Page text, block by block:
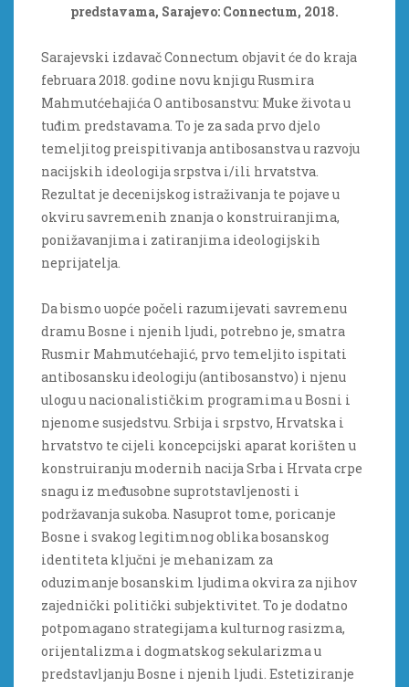
predstavama, Sarajevo: Connectum, 2018.
Sarajevski izdavač Connectum objavit će do kraja
februara 2018. godine novu knjigu Rusmira
Mahmutćehajića O antibosanstvu: Muke života u
tuđim predstavama. To je za sada prvo djelo
temeljitog preispitivanja antibosanstva u razvoju
nacijskih ideologija srpstva i/ili hrvatstva.
Rezultat je decenijskog istraživanja te pojave u
okviru savremenih znanja o konstruiranjima,
ponižavanjima i zatiranjima ideologijskih
neprijatelja.
Da bismo uopće počeli razumijevati savremenu
dramu Bosne i njenih ljudi, potrebno je, smatra
Rusmir Mahmutćehajić, prvo temeljito ispitati
antibosansku ideologiju (antibosanstvo) i njenu
ulogu u nacionalističkim programima u Bosni i
njenome susjedstvu. Srbija i srpstvo, Hrvatska i
hrvatstvo te cijeli koncepcijski aparat korišten u
konstruiranju modernih nacija Srba i Hrvata crpe
snagu iz međusobne suprotstavljenosti i
podržavanja sukoba. Nasuprot tome, poricanje
Bosne i svakog legitimnog oblika bosanskog
identiteta ključni je mehanizam za
oduzimanje bosanskim ljudima okvira za njihov
zajednički politički subjektivitet. To je dodatno
potpomagano strategijama kulturnog rasizma,
orijentalizma i dogmatskog sekularizma u
predstavljanju Bosne i njenih ljudi. Estetiziranje